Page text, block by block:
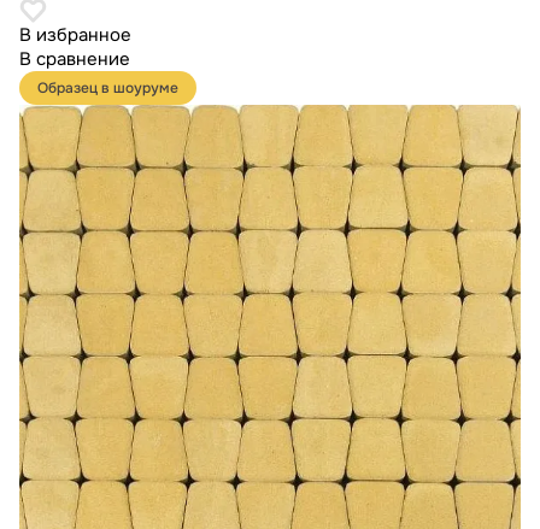
В избранное
В сравнение
Образец в шоуруме